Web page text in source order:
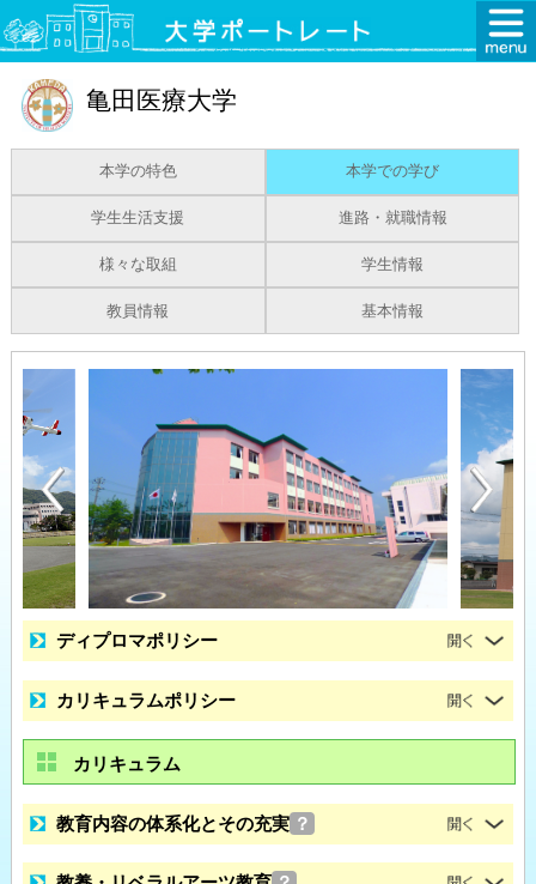
亀田医療大学
本学の特色 本学での学び
学生生活支援 進路・就職情報
様々な取組 学生情報
教員情報 基本情報
ディプロマポリシー
カリキュラムポリシー
カリキュラム
教育内容の体系化とその充実 ？